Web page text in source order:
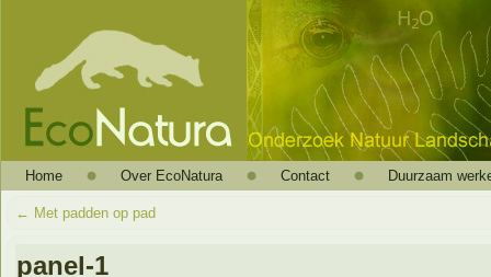
Home Over EcoNatura Contact Duurzaam
← Met padden op pad
panel-1